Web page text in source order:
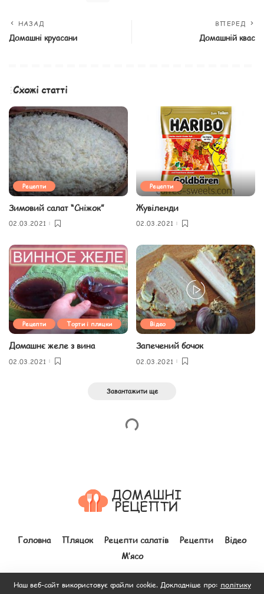
НАЗАД
Домашні круасани
ВПЕРЕД
Домашній квас
Схожі статті
Рецепти
Зимовий салат “Сніжок”
02.03.2021
Рецепти
Жувіленди
02.03.2021
Рецепти Торти і пляцки
Домашнє желе з вина
02.03.2021
Відео
Запечений бочок
02.03.2021
Завантажити ще
Головна Пляцок Рецепти салатів Рецепти
Відео
М’ясо
Наш веб-сайт використовує файли cookie. Докладніше про: політику